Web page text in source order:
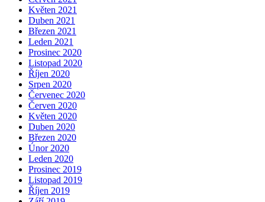
Květen 2021
Duben 2021
Březen 2021
Leden 2021
Prosinec 2020
Listopad 2020
Říjen 2020
Srpen 2020
Červenec 2020
Červen 2020
Květen 2020
Duben 2020
Březen 2020
Únor 2020
Leden 2020
Prosinec 2019
Listopad 2019
Říjen 2019